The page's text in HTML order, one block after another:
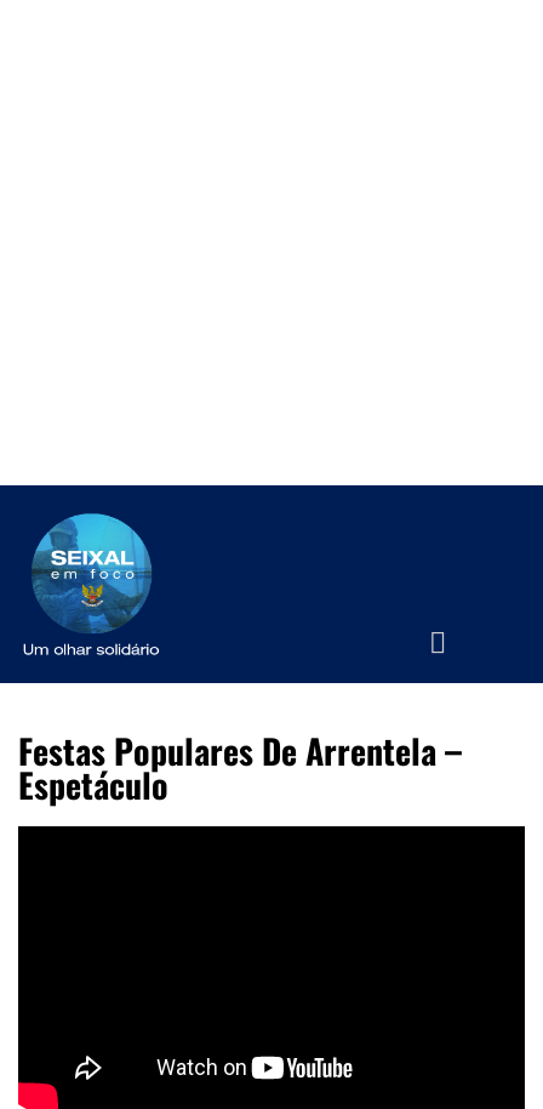
Festas Populares De Arrentela –
Espetáculo